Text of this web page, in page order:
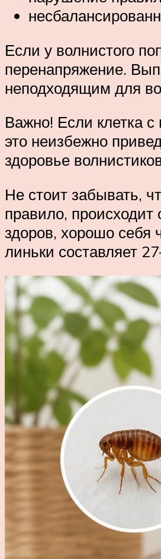
Если у волнистого
перенапряжение.
неподходящим для
Важно! Если клетка
это неизбежно
здоровье
Не стоит забывать,
правило,
здоров, хорошо себя
линьки составляет